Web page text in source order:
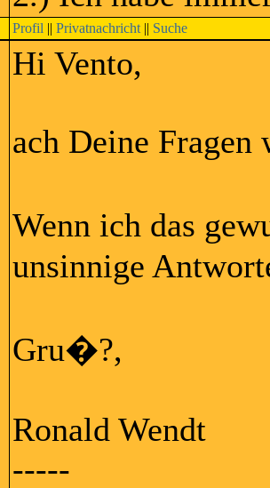
Profil || Privatnachricht || Suche
Hi Vento,
ach Deine Fragen
Wenn ich das
unsinnige
Gru�?,
Ronald Wendt
-----